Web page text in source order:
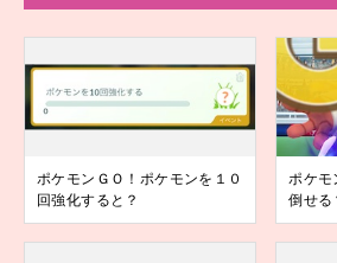
ポケモンＧＯ！ポケモンを１０
回強化すると？
ポケモ
倒せる